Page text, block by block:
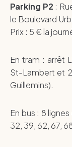
Parking P2 :
le Boulevard
Prix : 5 € la
En tram : arrêt
St-Lambert et
Guillemins).
En bus : 8
32, 39, 62, 67,